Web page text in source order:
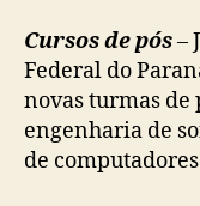
Cursos de pós–
Federal do
novas turmas de
engenharia de
de